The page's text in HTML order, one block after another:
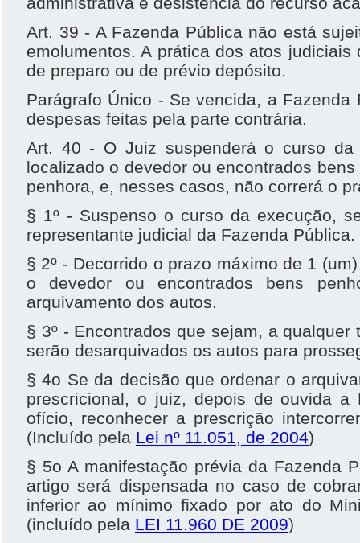
Art. 39 - A Fazenda Pública não está
emolumentos. A prática dos atos
de preparo ou de prévio depósito.
Parágrafo Único - Se vencida, a
despesas feitas pela parte contrária.
Art. 40 - O Juiz suspenderá o curso da
localizado o devedor ou encontrados
penhora, e, nesses casos, não correrá o
§ 1º - Suspenso o curso da execução,
representante judicial da Fazenda Pública.
§ 2º - Decorrido o prazo máximo de 1
o devedor ou encontrados bens
arquivamento dos autos.
§ 3º - Encontrados que sejam, a
serão desarquivados os autos para
§ 4o Se da decisão que ordenar o
prescricional, o juiz, depois de ouvida a
ofício, reconhecer a prescrição
(Incluído pela Lei nº 11.051, de 2004)
§ 5o A manifestação prévia da Fazenda
artigo será dispensada no caso de
inferior ao mínimo fixado por ato do
(incluído pela LEI 11.960 DE 2009)